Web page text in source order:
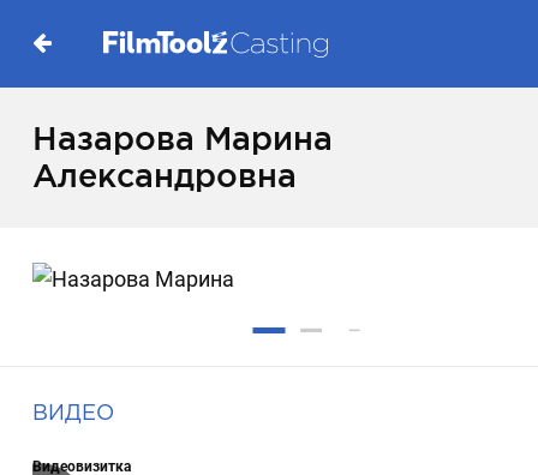
Назарова Марина
Александровна
ВИДЕО
Видеовизитка